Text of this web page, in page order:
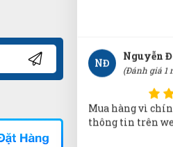
NT
Nguyễn
(Đánh giá 1
shop phục vụ tốt,
shop thêmm